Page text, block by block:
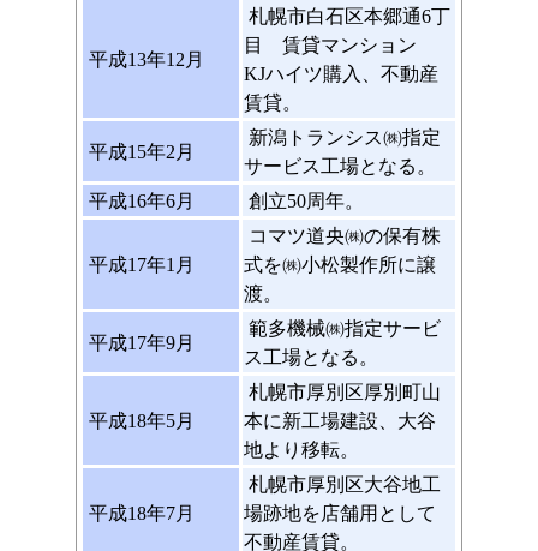
平成13年12月
札幌市白石区本郷通6丁
目 賃貸マンション
KJハイツ購入、不動産
賃貸。
平成15年2月
新潟トランシス㈱指定
サービス工場となる。
平成16年6月
創立50周年。
平成17年1月
コマツ道央㈱の保有株
式を㈱小松製作所に譲
渡。
平成17年9月
範多機械㈱指定サービ
ス工場となる。
平成18年5月
札幌市厚別区厚別町山
本に新工場建設、大谷
地より移転。
平成18年7月
札幌市厚別区大谷地工
場跡地を店舗用として
不動産賃貸。